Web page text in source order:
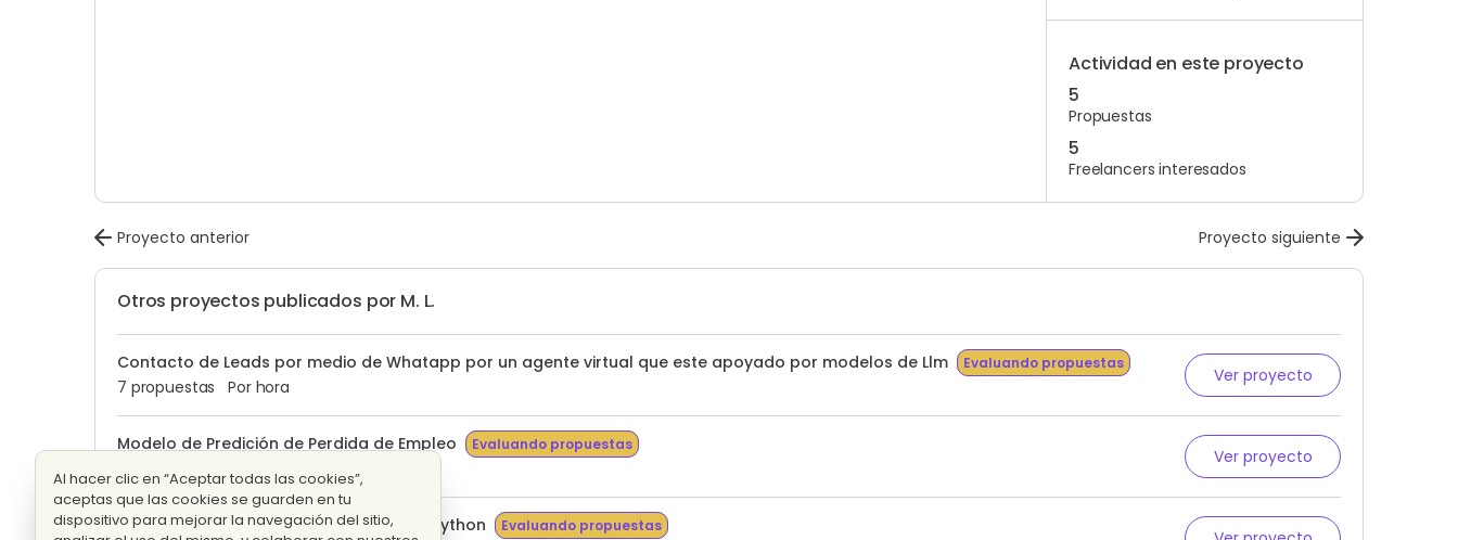
Actividad en este proyecto
5
Propuestas
5
Freelancers interesados
Proyecto anterior Proyecto siguiente
Otros proyectos publicados por M. L.
Contacto de Leads por medio de Whatapp por un agente virtual que este apoyado por modelos de Llm Evaluando propuestas
7 propuestas Por hora
Ver proyecto
Modelo de Predición de Perdida de Empleo Evaluando propuestas
1 propuesta Precio fijo
Ver proyecto
Convertir archivo de excel a codigo en python Evaluando propuestas
Al hacer clic en “Aceptar todas las cookies”,
aceptas que las cookies se guarden en tu
dispositivo para mejorar la navegación del sitio,